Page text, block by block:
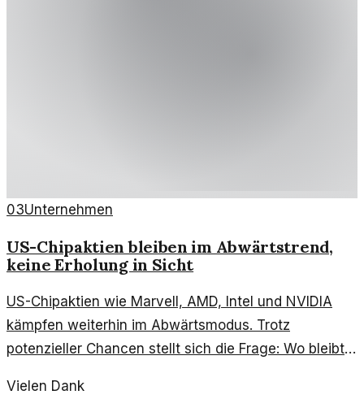
03Unternehmen
US-Chipaktien bleiben im Abwärtstrend,
keine Erholung in Sicht
US-Chipaktien wie Marvell, AMD, Intel und NVIDIA
kämpfen weiterhin im Abwärtsmodus. Trotz
potenzieller Chancen stellt sich die Frage: Wo bleibt
Vielen Dank